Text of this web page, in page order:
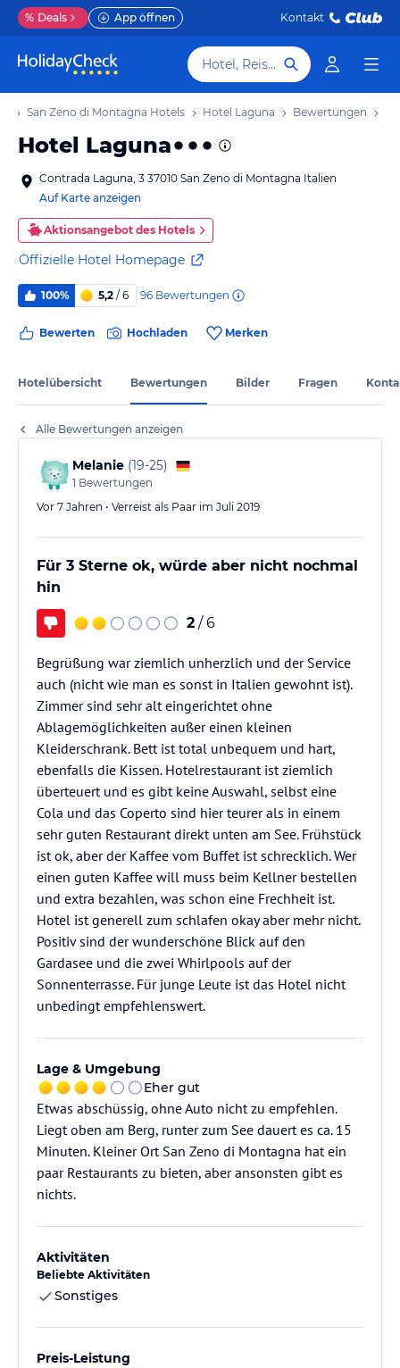
% Deals App öffnen Kontakt
Hotel, Reiseziel
San Zeno di Montagna Hotels Hotel Laguna Bewertungen
Hotel Laguna
Contrada Laguna, 3 37010 San Zeno di Montagna Italien
Auf Karte anzeigen
Aktionsangebot des Hotels
Offizielle Hotel Homepage
100% 5,2 / 6 96 Bewertungen
Bewerten Hochladen Merken
Hotelübersicht Bewertungen Bilder Fragen
Alle Bewertungen anzeigen
Melanie (19-25)
1 Bewertungen
Vor 7 Jahren • Verreist als Paar im Juli 2019
Für 3 Sterne ok, würde aber nicht nochmal
hin
2 / 6
Begrüßung war ziemlich unherzlich und der Service
auch (nicht wie man es sonst in Italien gewohnt ist).
Zimmer sind sehr alt eingerichtet ohne
Ablagemöglichkeiten außer einen kleinen
Kleiderschrank. Bett ist total unbequem und hart,
ebenfalls die Kissen. Hotelrestaurant ist ziemlich
überteuert und es gibt keine Auswahl, selbst eine
Cola und das Coperto sind hier teurer als in einem
sehr guten Restaurant direkt unten am See. Frühstück
ist ok, aber der Kaffee vom Buffet ist schrecklich. Wer
einen guten Kaffee will muss beim Kellner bestellen
und extra bezahlen, was schon eine Frechheit ist.
Hotel ist generell zum schlafen okay aber mehr nicht.
Positiv sind der wunderschöne Blick auf den
Gardasee und die zwei Whirlpools auf der
Sonnenterrasse. Für junge Leute ist das Hotel nicht
unbedingt empfehlenswert.
Lage & Umgebung
Eher gut
Etwas abschüssig, ohne Auto nicht zu empfehlen.
Liegt oben am Berg, runter zum See dauert es ca. 15
Minuten. Kleiner Ort San Zeno di Montagna hat ein
paar Restaurants zu bieten, aber ansonsten gibt es
nichts.
Aktivitäten
Beliebte Aktivitäten
Sonstiges
Preis-Leistung